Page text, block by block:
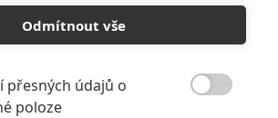
Recenze: Záhada strašidelného
zámku úroveň štědrovečerních
Recenze: Občanská válka
Odmítnout vše
přesných údajů o
poloze